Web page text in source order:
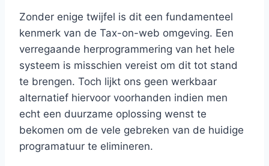
Zonder enige twijfel is dit een fundamenteel
kenmerk van de Tax-on-web omgeving. Een
verregaande herprogrammering van het hele
systeem is misschien vereist om dit tot stand
te brengen. Toch lijkt ons geen werkbaar
alternatief hiervoor voorhanden indien men
echt een duurzame oplossing wenst te
bekomen om de vele gebreken van de huidige
programatuur te elimineren.